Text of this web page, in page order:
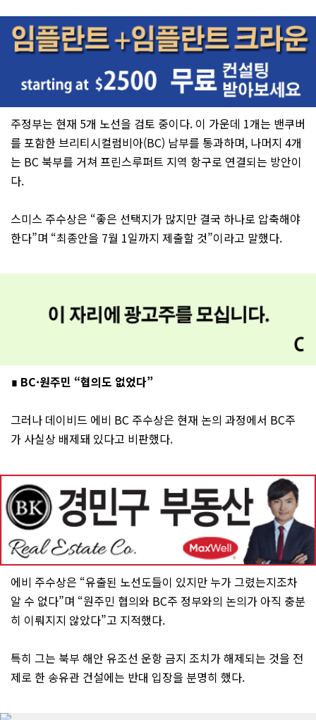
주정부는 현재 5개 노선을 검토 중이다. 이 가운데 1개는 밴쿠버
를 포함한 브리티시컬럼비아(BC) 남부를 통과하며, 나머지 4개
는 BC 북부를 거쳐 프린스루퍼트 지역 항구로 연결되는 방안이
다.
스미스 주수상은 “좋은 선택지가 많지만 결국 하나로 압축해야
한다”며 “최종안을 7월 1일까지 제출할 것”이라고 말했다.
∎ BC·원주민 “협의도 없었다”
그러나 데이비드 에비 BC 주수상은 현재 논의 과정에서 BC주
가 사실상 배제돼 있다고 비판했다.
에비 주수상은 “유출된 노선도들이 있지만 누가 그렸는지조차
알 수 없다”며 “원주민 협의와 BC주 정부와의 논의가 아직 충분
히 이뤄지지 않았다”고 지적했다.
특히 그는 북부 해안 유조선 운항 금지 조치가 해제되는 것을 전
제로 한 송유관 건설에는 반대 입장을 분명히 했다.